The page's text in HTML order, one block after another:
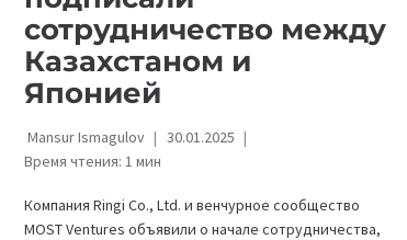
сотрудничество между
Казахстаном и
Японией
Mansur Ismagulov
30.01.2025
Время чтения: 1мин
Компания Ringi Co., Ltd. и венчурное сообщество
MOST Ventures объявили о начале сотрудничества,